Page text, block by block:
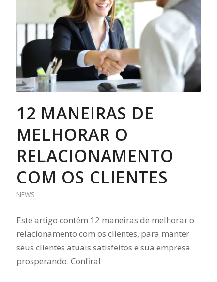
12 MANEIRAS DE
MELHORAR O
RELACIONAMENTO
COM OS CLIENTES
NEWS
Este artigo contém 12 maneiras de melhorar o
relacionamento com os clientes, para manter
seus clientes atuais satisfeitos e sua empresa
prosperando. Confira!